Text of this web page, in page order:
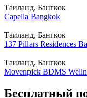
Таиланд, Бангкок
Capella Bangkok
Таиланд, Бангкок
137 Pillars Residences
Таиланд, Бангкок
Movenpick BDMS
Бесплатный